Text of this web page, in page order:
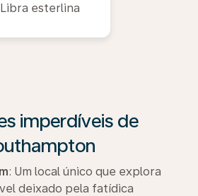
Libra esterlina
imperdíveis de
: Um local único que explora
deixado pela fatídica